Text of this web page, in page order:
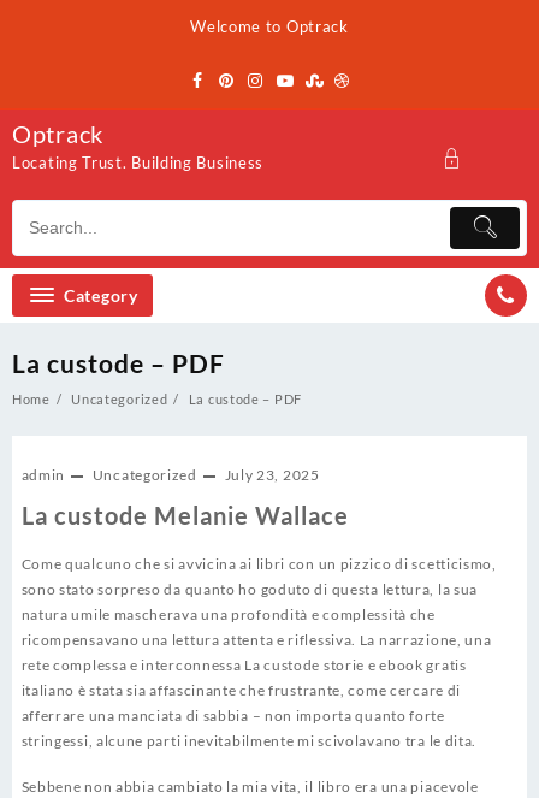
Welcome to Optrack
Optrack
Locating Trust. Building Business
Category
La custode – PDF
Home Uncategorized La custode – PDF
admin Uncategorized July 23, 2025
La custode Melanie Wallace
Come qualcuno che si avvicina ai libri con un pizzico di scetticismo,
sono stato sorpreso da quanto ho goduto di questa lettura, la sua
natura umile mascherava una profondità e complessità che
ricompensavano una lettura attenta e riflessiva. La narrazione, una
rete complessa e interconnessa La custode storie e ebook gratis
italiano è stata sia affascinante che frustrante, come cercare di
afferrare una manciata di sabbia – non importa quanto forte
stringessi, alcune parti inevitabilmente mi scivolavano tra le dita.
Sebbene non abbia cambiato la mia vita, il libro era una piacevole